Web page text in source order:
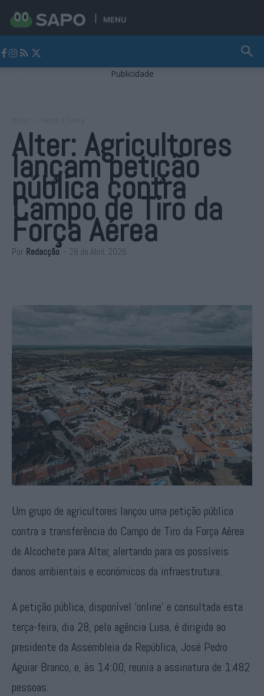
MENU
Publicidade
Alter: Agricultores
lançam petição
pública contra
Campo de Tiro da
Força Aérea
Por Redacção - 28 de Abril, 2026
Um grupo de agricultores lançou uma petição pública
contra a transferência do Campo de Tiro da Força Aérea
de Alcochete para Alter, alertando para os possíveis
danos ambientais e económicos da infraestrutura.
A petição pública, disponível ‘online’ e consultada esta
terça-feira, dia 28, pela agência Lusa, é dirigida ao
presidente da Assembleia da República, José Pedro
Aguiar Branco, e, às 14:00, reunia a assinatura de 1.482
pessoas.